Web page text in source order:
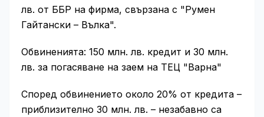
лв. от ББР на фирма, свързана с "Румен
Гайтански – Вълка".
Обвиненията: 150 млн. лв. кредит и 30 млн.
лв. за погасяване на заем на ТЕЦ "Варна"
Според обвинението около 20% от кредита –
приблизително 30 млн. лв. – незабавно са